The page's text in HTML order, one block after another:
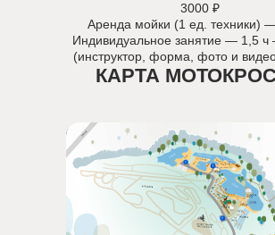
3000 ₽
Аренда мойки (1 ед. техники)
Индивидуальное занятие — 1,5
(инструктор, форма, фото и
КАРТА